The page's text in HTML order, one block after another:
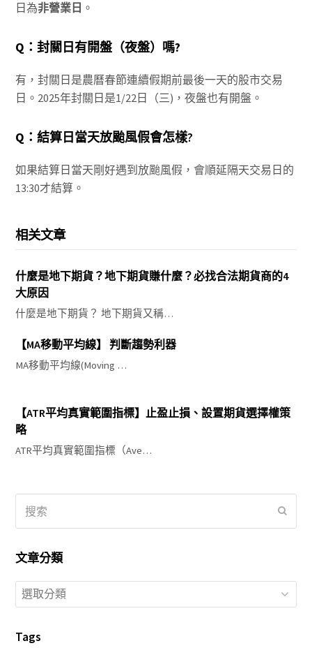
日為非營業日 。
Q：封關日有開盤（夜盤）嗎?
有，封關日是農曆春節連續假期前最後一天的股市交易
日。2025年封關日是1/22日（三)，夜盤也有開盤。
Q：結算日當天放颱風假會怎樣?
如果結算日當天剛好遇到放颱風假，會順延隔天交易日的
13:30才結算。
相关文章
什麼是地下期貨？地下期貨賺什麼？必找合法期貨商的4
大原因
什麼是地下期貨？ 地下期貨又稱…
【MA移動平均線】 判斷趨勢利器
MA移動平均線(Moving …
【ATR平均真實範圍指標】止盈止損、設置期貨選擇權策
略
ATR平均真實範圍指標（Ave…
搜
索
文章分類
文
章
Tags